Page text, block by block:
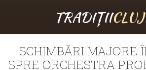
TRADIȚII
SCHIMBĂRI MAJORE
SPRE ORCHESTRA